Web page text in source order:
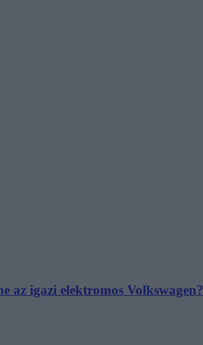
az igazi elektromos Volkswagen?